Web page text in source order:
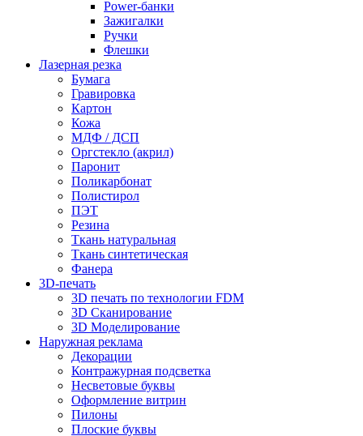
Power-банки
Зажигалки
Ручки
Флешки
Лазерная резка
Бумага
Гравировка
Картон
Кожа
МДФ / ДСП
Оргстекло (акрил)
Паронит
Поликарбонат
Полистирол
ПЭТ
Резина
Ткань натуральная
Ткань синтетическая
Фанера
3D-печать
3D печать по технологии FDM
3D Сканирование
3D Моделирование
Наружная реклама
Декорации
Контражурная подсветка
Несветовые буквы
Оформление витрин
Пилоны
Плоские буквы